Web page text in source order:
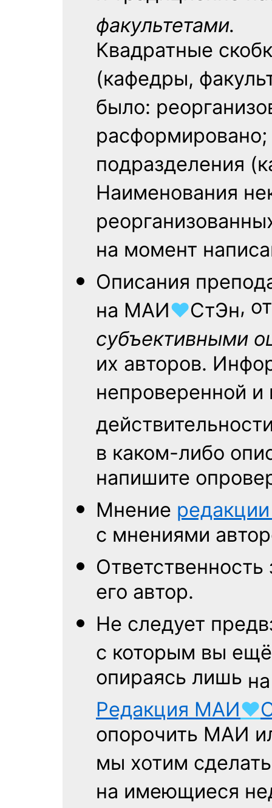
факультетами.
Квадратные
(кафедры,
было:
расформировано;
подразделения
Наименования
на момент
Описания
на МАИ♥СтЭн,
субъективными
их авторов.
непроверенной
в каком-либо
напишите
Мнение
с мнениями
Ответственность
его автор.
Не следует
с которым вы ещё
опираясь лишь
Редакция МАИ♥
опорочить МАИ
мы хотим
на имеющиеся